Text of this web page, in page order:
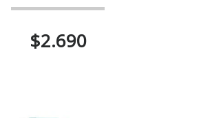
$2.690